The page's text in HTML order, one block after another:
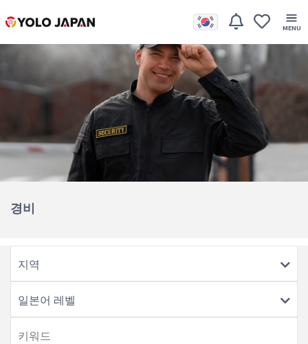
경비
지역
일본어 레벨